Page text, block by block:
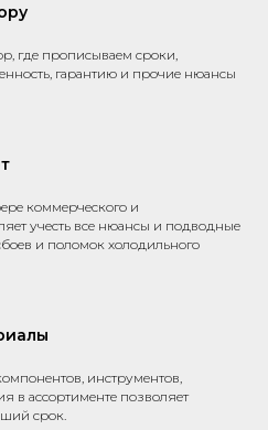
где прописываем сроки,
гарантию и прочие нюансы
коммерческого и
учесть все нюансы и подводные
и поломок холодильного
инструментов,
в ассортименте позволяет
срок.